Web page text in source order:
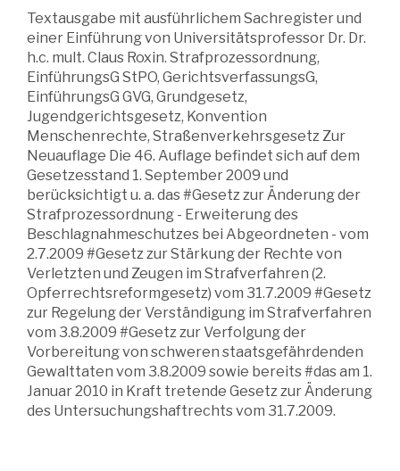
Textausgabe mit ausführlichem Sachregister und
einer Einführung von Universitätsprofessor Dr. Dr.
h.c. mult. Claus Roxin. Strafprozessordnung,
EinführungsG StPO, GerichtsverfassungsG,
EinführungsG GVG, Grundgesetz,
Jugendgerichtsgesetz, Konvention
Menschenrechte, Straßenverkehrsgesetz Zur
Neuauflage Die 46. Auflage befindet sich auf dem
Gesetzesstand 1. September 2009 und
berücksichtigt u. a. das #Gesetz zur Änderung der
Strafprozessordnung - Erweiterung des
Beschlagnahmeschutzes bei Abgeordneten - vom
2.7.2009 #Gesetz zur Stärkung der Rechte von
Verletzten und Zeugen im Strafverfahren (2.
Opferrechtsreformgesetz) vom 31.7.2009 #Gesetz
zur Regelung der Verständigung im Strafverfahren
vom 3.8.2009 #Gesetz zur Verfolgung der
Vorbereitung von schweren staatsgefährdenden
Gewalttaten vom 3.8.2009 sowie bereits #das am 1.
Januar 2010 in Kraft tretende Gesetz zur Änderung
des Untersuchungshaftrechts vom 31.7.2009.